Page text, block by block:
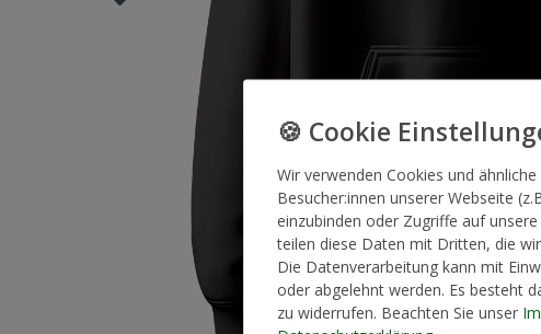
Wir verwenden Cookies und
Besucher:innen unserer Webseite
einzubinden oder Zugriffe auf
teilen diese Daten mit Dritten, die
Die Datenverarbeitung kann mit
oder abgelehnt werden. Es besteht
zu widerrufen. Beachten Sie unser